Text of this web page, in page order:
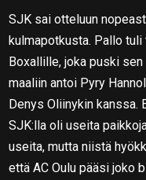
SJK sai otteluun
kulmapotkusta. Pallo
Boxallille, joka puski
maaliin antoi Pyry
Denys Oliinykin kanssa.
SJK:lla oli useita
useita, mutta niistä
että AC Oulu pääsi joko